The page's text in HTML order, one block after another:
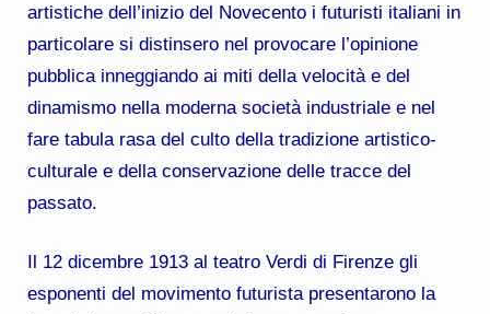
artistiche dell’inizio del Novecento i futuristi italiani in
particolare si distinsero nel provocare l’opinione
pubblica inneggiando ai miti della velocità e del
dinamismo nella moderna società industriale e nel
fare tabula rasa del culto della tradizione artistico-
culturale e della conservazione delle tracce del
passato.
Il 12 dicembre 1913 al teatro Verdi di Firenze gli
esponenti del movimento futurista presentarono la